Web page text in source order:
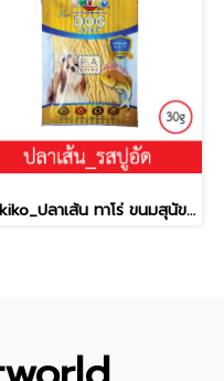
Okiko_ปลาเส้น ทาโร่ ขนมสุนัข (เนื้อปลา 100%) _รสปู30g.